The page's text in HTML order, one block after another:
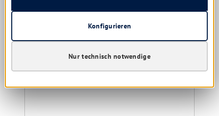
6 Rollen/Pack
Nur technisch notwendige
Konfigurieren